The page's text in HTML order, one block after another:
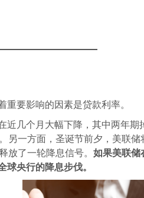
重要影响的因素是贷款利率。
近几个月大幅下降，其中两年期
另一方面，圣诞节前夕，美联
放了一轮降息信号。 如果美联储
球央行的降息步伐。